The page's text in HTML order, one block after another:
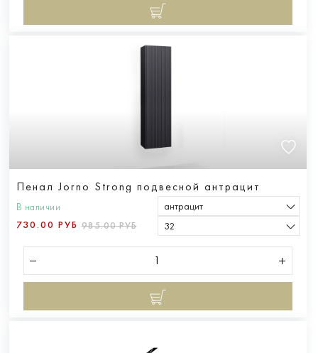
Пенал Jorno Strong подвесной антрацит
В наличии
730.00 РУБ985.00 РУБ
антрацит
32